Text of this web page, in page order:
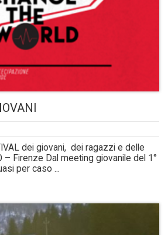
dei giovani, dei ragazzi e delle
– Firenze Dal meeting giovanile del 1°
per caso ...